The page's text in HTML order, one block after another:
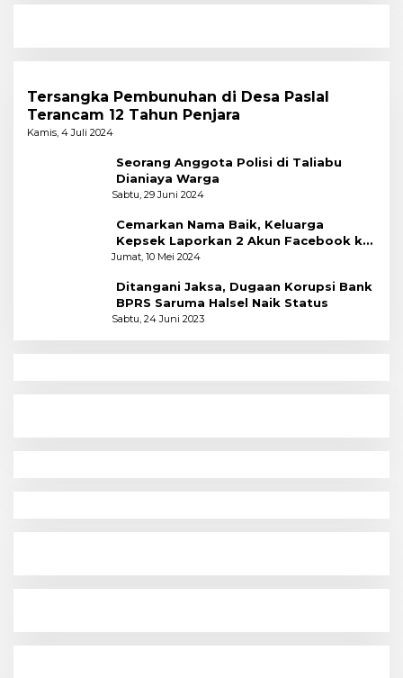
Tersangka Pembunuhan di Desa Paslal
Terancam 12 Tahun Penjara
Kamis, 4 Juli 2024
Seorang Anggota Polisi di Taliabu
Dianiaya Warga
Sabtu, 29 Juni 2024
Cemarkan Nama Baik, Keluarga
Kepsek Laporkan 2 Akun Facebook ke
Polres
Jumat, 10 Mei 2024
Ditangani Jaksa, Dugaan Korupsi Bank
BPRS Saruma Halsel Naik Status
Sabtu, 24 Juni 2023